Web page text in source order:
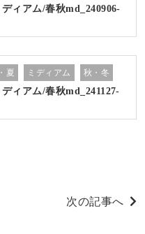
ディアム/春秋md_240906-
夏 ミディアム 秋・冬
ィアム/春秋md_241127-
次の記事へ